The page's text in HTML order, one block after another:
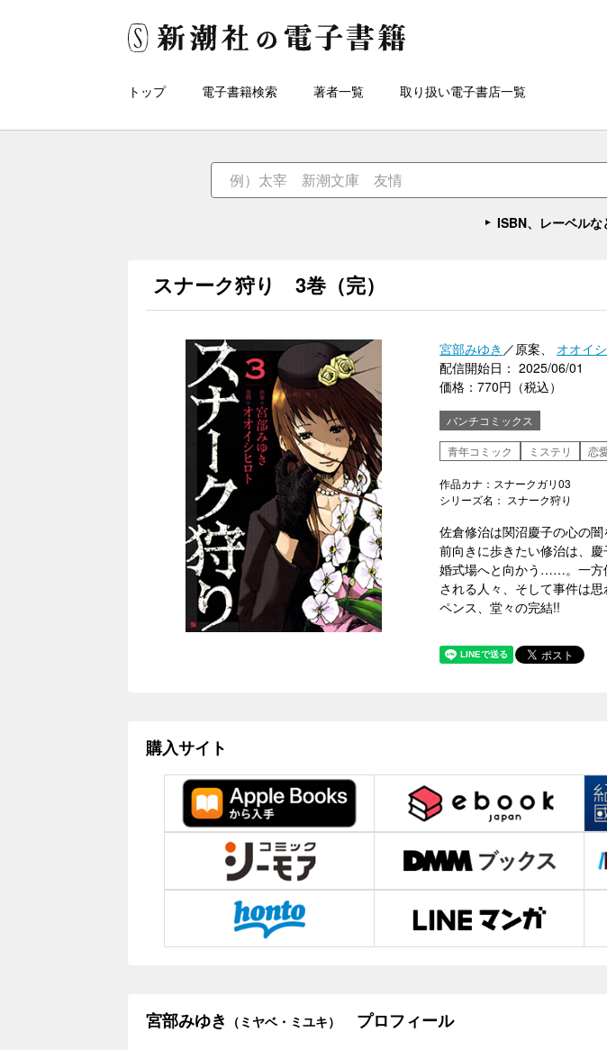
トップ 電子書籍検索 著者一覧 取り扱い電子書店一覧
ISBN、レーベル
スナーク狩り 3巻（完）
宮部みゆき ／原案、 オオイ
配信開始日： 2025/06/01
価格：770円（税込）
バンチコミックス
青年コミック
ミステリ 恋
作品カナ：スナークガリ03
シリーズ名： スナーク狩り
佐倉修治は関沼慶子の心の
前向きに歩きたい修治は、
婚式場へと向かう……。一
される人々、そして事件は
ペンス、堂々の完結!!
購入サイト
宮部みゆき （ミヤベ・ミユキ） プロフィール